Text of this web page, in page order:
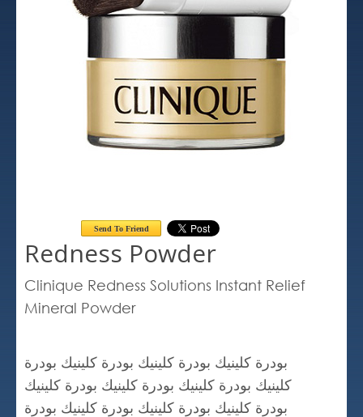
Send To Friend
Redness Powder
Clinique Redness Solutions Instant Relief
Mineral Powder
بودرة كلينيك بودرة كلينيك بودرة كلينيك بودرة
كلينيك بودرة كلينيك بودرة كلينيك بودرة كلينيك
بودرة كلينيك بودرة كلينيك بودرة كلينيك بودرة